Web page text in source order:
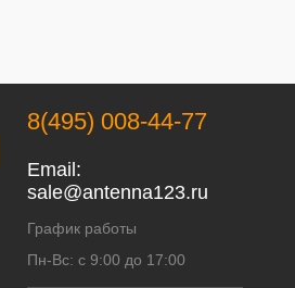
8(495) 008-44-77
Email:
sale@antenna123.ru
График работы
Пн-Вс: с 9:00 до 17:00